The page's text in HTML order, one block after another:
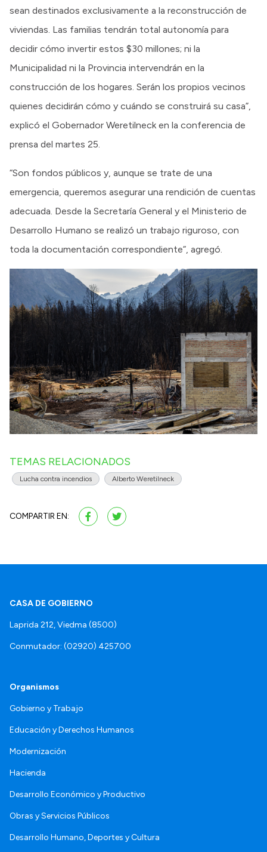
sean destinados exclusivamente a la reconstrucción de
viviendas. Las familias tendrán total autonomía para
decidir cómo invertir estos $30 millones; ni la
Municipalidad ni la Provincia intervendrán en la
construcción de los hogares. Serán los propios vecinos
quienes decidirán cómo y cuándo se construirá su casa”,
explicó el Gobernador Weretilneck en la conferencia de
prensa del martes 25.
“Son fondos públicos y, aunque se trate de una
emergencia, queremos asegurar una rendición de cuentas
adecuada. Desde la Secretaría General y el Ministerio de
Desarrollo Humano se realizó un trabajo riguroso, con
toda la documentación correspondiente”, agregó.
TEMAS RELACIONADOS
Lucha contra incendios Alberto Weretilneck
COMPARTIR EN:
CASA DE GOBIERNO
Laprida 212, Viedma (8500)
Conmutador: (02920) 425700
Organismos
Gobierno y Trabajo
Educación y Derechos Humanos
Modernización
Hacienda
Desarrollo Económico y Productivo
Obras y Servicios Públicos
Desarrollo Humano, Deportes y Cultura